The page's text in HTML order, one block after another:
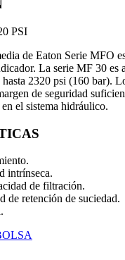
PSI
de Eaton Serie MFO
La serie MF 30 es
2320 psi (160 bar).
de seguridad
el sistema hidráulico.
intrínseca.
de filtración.
de retención de suciedad.